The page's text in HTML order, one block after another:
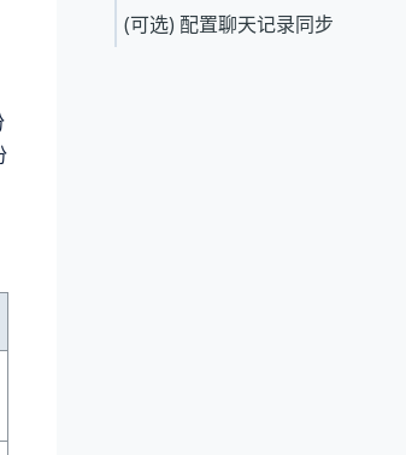
(可选) 配置聊天记录同步